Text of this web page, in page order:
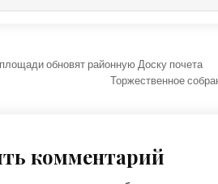
по записям
обновят районную Доску почета
Торжественное
комментарий